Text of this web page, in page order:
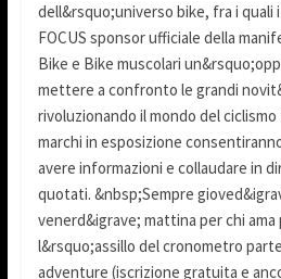
dell&rsquo;universo bike, fra i quali
FOCUS sponsor ufficiale della
Bike e Bike muscolari
mettere a confronto le grandi
rivoluzionando il mondo del
marchi in esposizione
avere informazioni e collaudare in
quotati. &nbsp;Sempre
venerd&igrave; mattina per chi
l&rsquo;assillo del cronometro
adventure (iscrizione gratuita e